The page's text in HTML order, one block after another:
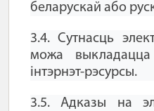
беларускай або
3.4. Сутнасць
можа
інтэрнэт-рэсурсы.
3.5. Адказы на